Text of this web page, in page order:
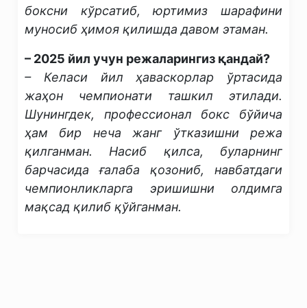
боксни кўрсатиб, юртимиз шарафини
муносиб ҳимоя қилишда давом этаман.
– 2025 йил учун режаларингиз қандай?
– Келаси йил ҳаваскорлар ўртасида
жаҳон чемпионати ташкил этилади.
Шунингдек, профессионал бокс бўйича
ҳам бир неча жанг ўтказишни режа
қилганман. Насиб қилса, буларнинг
барчасида ғалаба қозониб, навбатдаги
чемпионликларга эришишни олдимга
мақсад қилиб қўйганман.